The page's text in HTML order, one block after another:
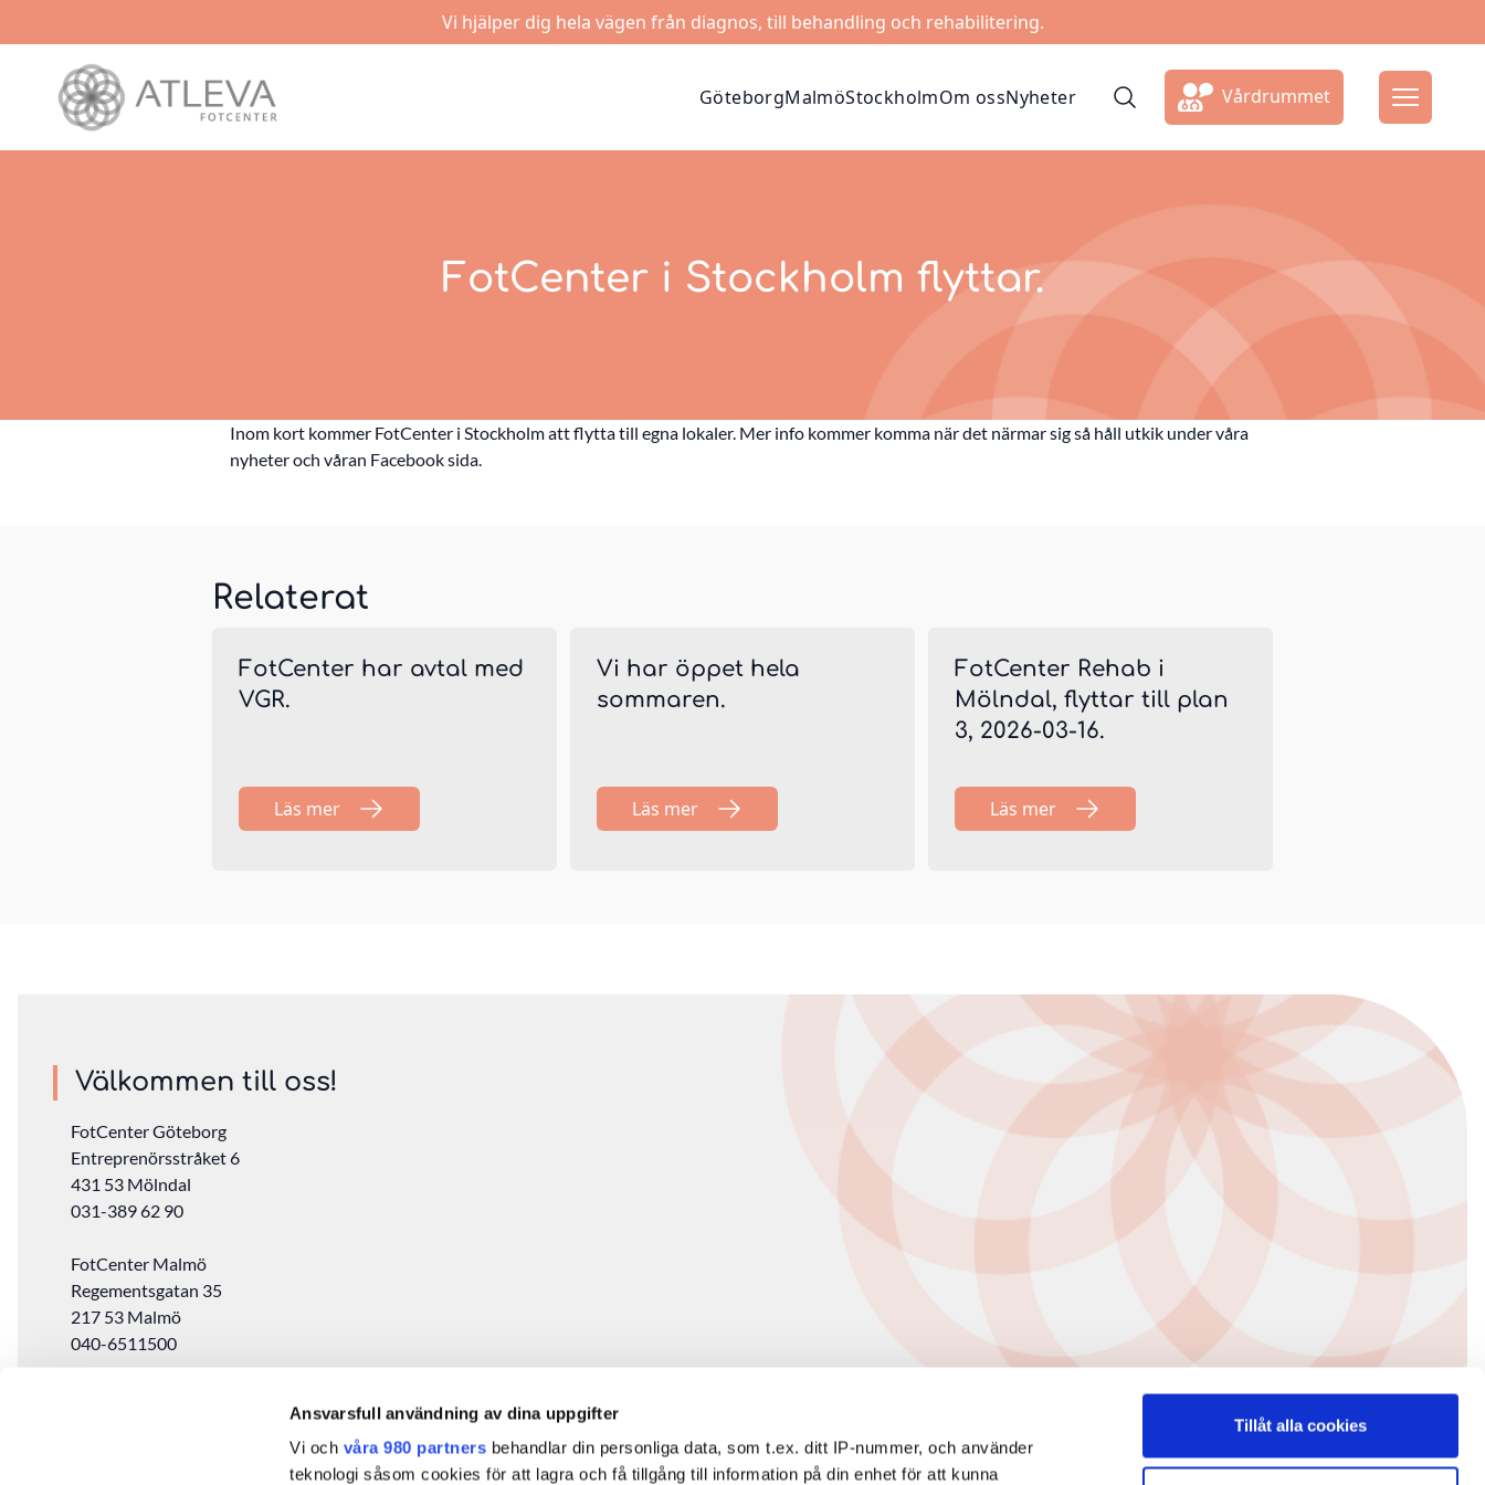
Ansvarsfull användning av dina uppgifter
Vi och våra 980 partners behandlar din personliga data, som t.ex. ditt IP-nummer, och använder
teknologi såsom cookies för att lagra och få tillgång till information på din enhet för att kunna
Tillåt alla cookies
Vi hjälper dig hela vägen från diagnos, till behandling och rehabilitering.
GöteborgMalmöStockholmOm ossNyheter Vårdrummet
FotCenter i Stockholm flyttar.
Inom kort kommer FotCenter i Stockholm att flytta till egna lokaler. Mer info kommer komma när det närmar sig så håll utkik under våra
nyheter och våran Facebook sida.
Relaterat
FotCenter har avtal med
VGR.
Läs mer
Vi har öppet hela
sommaren.
Läs mer
FotCenter Rehab i
Mölndal, flyttar till plan
3, 2026-03-16.
Läs mer
Välkommen till oss!
FotCenter Göteborg
Entreprenörsstråket 6
431 53 Mölndal
031-389 62 90
FotCenter Malmö
Regementsgatan 35
217 53 Malmö
040-6511500